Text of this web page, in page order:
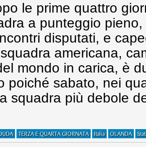
le prime quattro
a punteggio
disputati, e
americana,
mondo in carica, è
poiché sabato, nei
squadra più debole
TERZA E QUARTA GIORNATA Italia OLANDA